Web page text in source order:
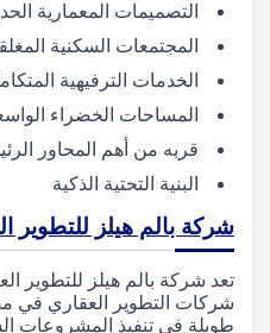
التصميمات المعمارية
المجتمعات السكنية
الخدمات الترفيهية
المساحات الخضراء
قربه من أهم المحاور
البنية التحتية الذكية
شركة بالم هيلز للتطوير
تعد شركة بالم هيلز للتطوير
شركات التطوير العقاري في
طويلة في تنفيذ المشروعات